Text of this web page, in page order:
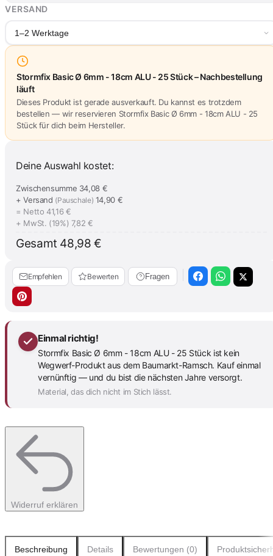
VERSAND
1–2 Werktage
Stormfix Basic Ø 6mm - 18cm ALU - 25 Stück – Nachbestellung
läuft
Dieses Produkt ist gerade ausverkauft. Du kannst es trotzdem
bestellen — wir reservieren Stormfix Basic Ø 6mm - 18cm ALU - 25
Stück für dich beim Hersteller.
Deine Auswahl kostet:
Zwischensumme 34,08 €
+ Versand (Pauschale) 14,90 €
= Netto 41,16 €
+ MwSt. (19%) 7,82 €
Gesamt 48,98 €
Empfehlen Bewerten Fragen
Einmal richtig!
Stormfix Basic Ø 6mm - 18cm ALU - 25 Stück ist kein
Wegwerf-Produkt aus dem Baumarkt-Ramsch. Kauf einmal
vernünftig — und du bist die nächsten Jahre versorgt.
Material, das dich nicht im Stich lässt.
Widerruf erklären
Beschreibung Details Bewertungen (0)